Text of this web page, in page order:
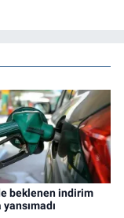
beklenen indirim